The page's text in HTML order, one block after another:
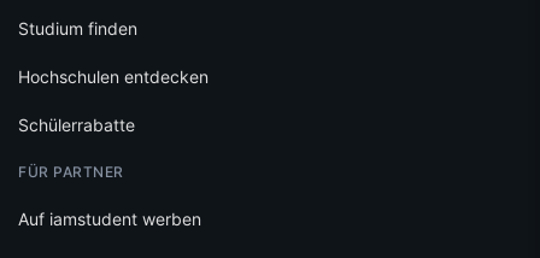
Studium finden
Hochschulen entdecken
Schülerrabatte
FÜR PARTNER
Auf iamstudent werben